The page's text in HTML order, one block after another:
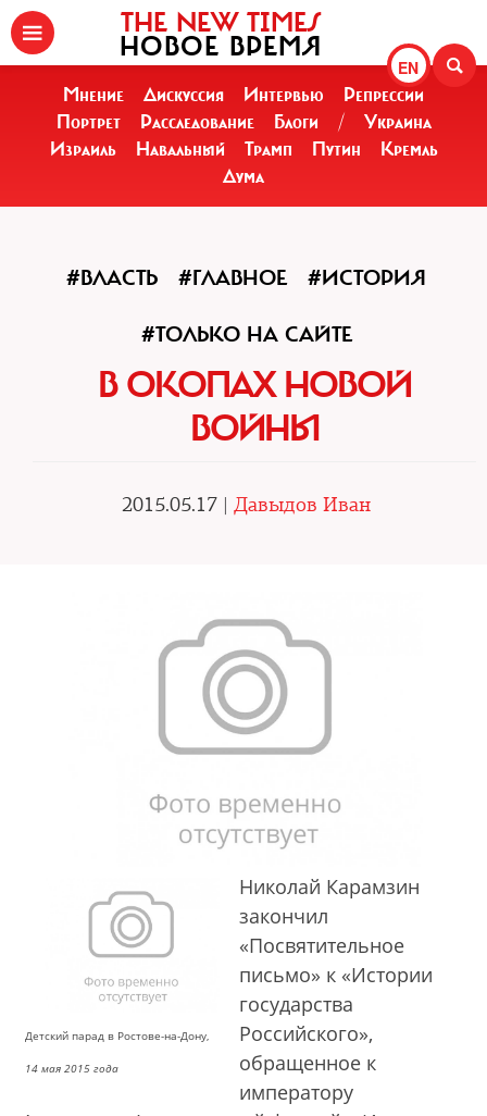
EN
THE NEW TIMES
НОВОЕ ВРЕМЯ
Мнение Дискуссия Интервью
Репрессии
Портрет
Расследование Блоги /
Украина
Израиль
Навальный Трамп Путин
Кремль
Дума
#ВЛАСТЬ #ГЛАВНОЕ #ИСТОРИЯ
#ТОЛЬКО НА САЙТЕ
В ОКОПАХ НОВОЙ
ВОЙНЫ
2015.05.17 | Давыдов Иван
Детский парад в Ростове-на-Дону,
14 мая 2015 года
Николай Карамзин
закончил
«Посвятительное
письмо» к «Истории
государства
Российского»,
обращенное к
императору